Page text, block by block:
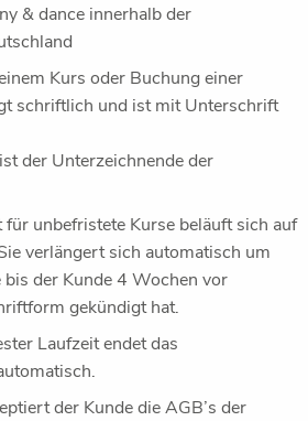
& dance innerhalb der
Kurs oder Buchung einer
schriftlich und ist mit Unterschrift
der Unterzeichnende der
unbefristete Kurse beläuft sich auf
verlängert sich automatisch um
der Kunde 4 Wochen vor
gekündigt hat.
Laufzeit endet das
der Kunde die AGB’s der